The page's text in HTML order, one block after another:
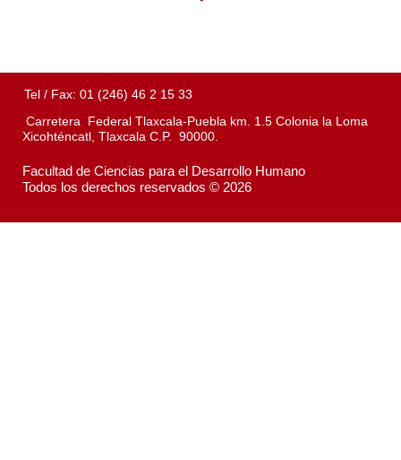
Tel / Fax: 01 (246) 46 2 15 33
Carretera Federal Tlaxcala-Puebla km. 1.5 Colonia la Loma
Xicohténcatl, Tlaxcala C.P. 90000.
Facultad de Ciencias para el Desarrollo Humano
Todos los derechos reservados © 2026